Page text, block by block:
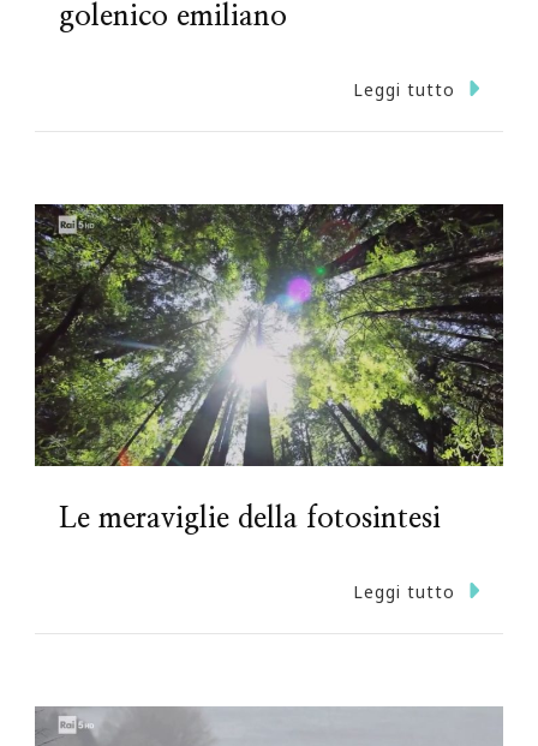
golenico emiliano
Leggi tutto
Le meraviglie della fotosintesi
Leggi tutto